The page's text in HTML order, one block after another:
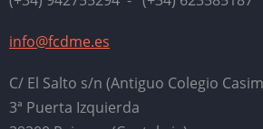
info@fcdme.es
C/ El Salto s/n (Antiguo Colegio
3ª Puerta Izquierda